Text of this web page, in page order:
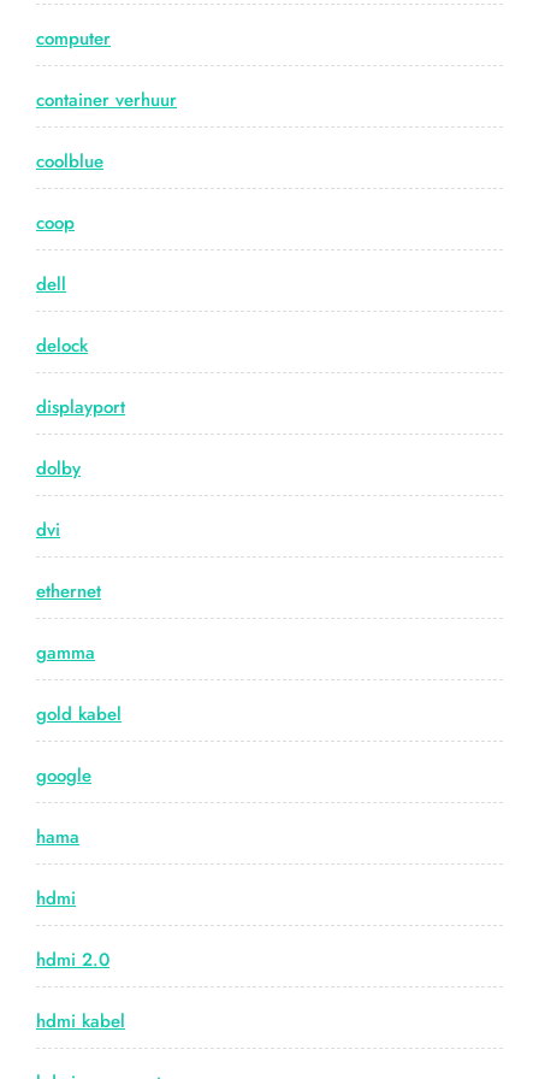
computer
container verhuur
coolblue
coop
dell
delock
displayport
dolby
dvi
ethernet
gamma
gold kabel
google
hama
hdmi
hdmi 2.0
hdmi kabel